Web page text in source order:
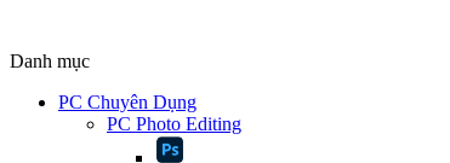
Danh mục
PC Chuyên Dụng
PC Photo Editing